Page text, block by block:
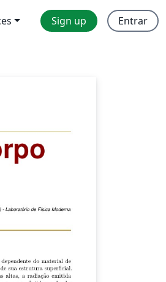
Sign up Entrar